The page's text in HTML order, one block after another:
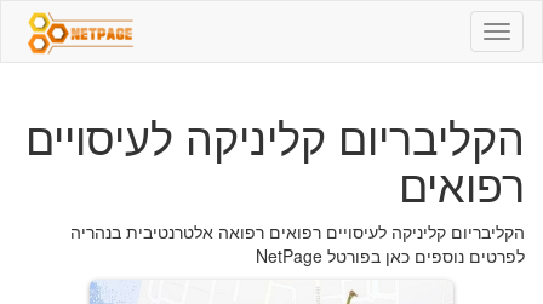
הקליבריום
קליניקה
-
054-
6477004
-
רפואה
אלטרנטיבית
הקליבריום קליניקה לעיסויים
רפואים
הקליבריום קליניקה לעיסויים רפואים רפואה אלטרנטיבית בנהריה
לפרטים נוספים כאן בפורטל NetPage